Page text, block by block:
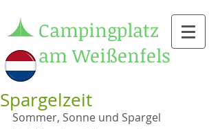
Campingplatz
am Weißenfels
Spargelzeit
Sommer, Sonne und Spargel